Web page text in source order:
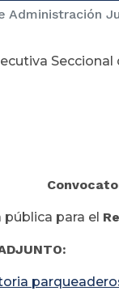
Administración
para el